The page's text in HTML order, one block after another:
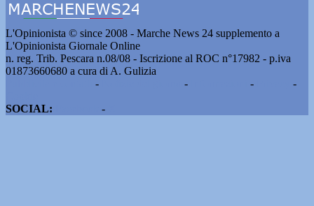
L'Opinionista © since 2008 - Marche News 24 supplemento a
L'Opinionista Giornale Online
n. reg. Trib. Pescara n.08/08 - Iscrizione al ROC n°17982 - p.iva
01873660680 a cura di A. Gulizia
- - -
-
SOCIAL:
-